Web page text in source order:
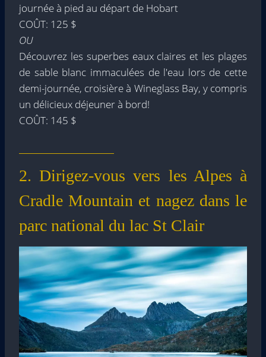
journée à pied au départ de Hobart
COÛT: 125 $
OU
Découvrez les superbes eaux claires et les plages
de sable blanc immaculées de l'eau lors de cette
demi-journée, croisière à Wineglass Bay, y compris
un délicieux déjeuner à bord!
COÛT: 145 $
2. Dirigez-vous vers les Alpes à
Cradle Mountain et nagez dans le
parc national du lac St Clair